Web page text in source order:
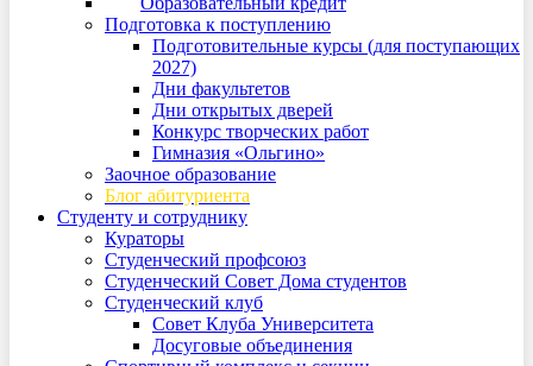
Подготовка к поступлению
Подготовительные курсы (для поступающих
2027)
Дни факультетов
Дни открытых дверей
Конкурс творческих работ
Гимназия «Ольгино»
Заочное образование
Блог абитуриента
Студенту и сотруднику
Кураторы
Студенческий профсоюз
Студенческий Совет Дома студентов
Студенческий клуб
Совет Клуба Университета
Досуговые объединения